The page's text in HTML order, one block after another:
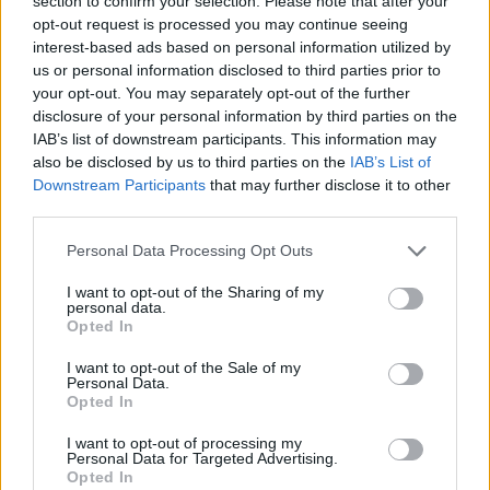
opt-out request is processed you may continue seeing
interest-based ads based on personal information utilized by
us or personal information disclosed to third parties prior to
your opt-out. You may separately opt-out of the further
disclosure of your personal information by third parties on the
IAB’s list of downstream participants. This information may
also be disclosed by us to third parties on the IAB’s List of
Downstream Participants that may further disclose it to other
Personal Data Processing Opt Outs
I want to opt-out of the Sharing of my
personal data.
Opted In
I want to opt-out of the Sale of my
Personal Data.
Opted In
I want to opt-out of processing my
Personal Data for Targeted Advertising.
Opted In
ΔΕΙΤΕ ΕΠΙΣΗΣ
Γιατί γεμίζουμε σπυράκια στις